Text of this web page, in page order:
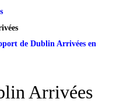
de Dublin Arrivées en
Arrivées